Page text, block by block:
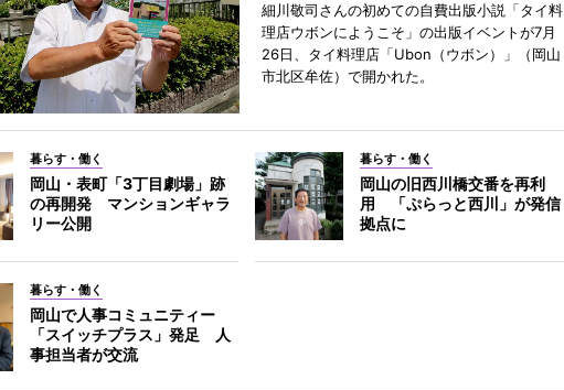
細川敬司さんの初めての自費出版小説「タイ料
理店ウボンにようこそ」の出版イベントが7月
26日、タイ料理店「Ubon（ウボン）」（岡山
市北区牟佐）で開かれた。
暮らす・働く
岡山・表町「3丁目劇場」跡
の再開発 マンションギャラ
リー公開
暮らす・働く
岡山の旧西川橋交番を再利
用 「ぷらっと西川」が発信
拠点に
暮らす・働く
岡山で人事コミュニティー
「スイッチプラス」発足 人
事担当者が交流